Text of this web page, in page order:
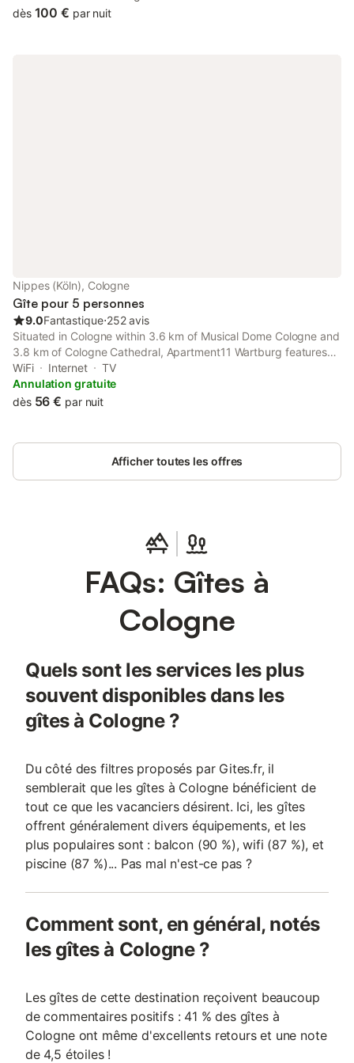
terrace, a pool table, free private parking and free WiFi.
dès 100 € par nuit
Nippes (Köln), Cologne
Gîte pour 5 personnes
9.0Fantastique⋅252 avis
Situated in Cologne within 3.6 km of Musical Dome Cologne and
3.8 km of Cologne Cathedral, Apartment11 Wartburg features
rooms with free WiFi. The property has garden and city views,
and is 3.8 km from Museum Ludwig.
WiFi Internet
TV
Annulation gratuite
dès 56 € par nuit
Afficher toutes les offres
FAQs: Gîtes à
Cologne
Quels sont les services les plus
souvent disponibles dans les
gîtes à Cologne ?
Du côté des filtres proposés par Gites.fr, il
semblerait que les gîtes à Cologne bénéficient de
tout ce que les vacanciers désirent. Ici, les gîtes
offrent généralement divers équipements, et les
plus populaires sont : balcon (90 %), wifi (87 %), et
piscine (87 %)... Pas mal n'est-ce pas ?
Comment sont, en général, notés
les gîtes à Cologne ?
Les gîtes de cette destination reçoivent beaucoup
de commentaires positifs : 41 % des gîtes à
Cologne ont même d'excellents retours et une note
de 4,5 étoiles !